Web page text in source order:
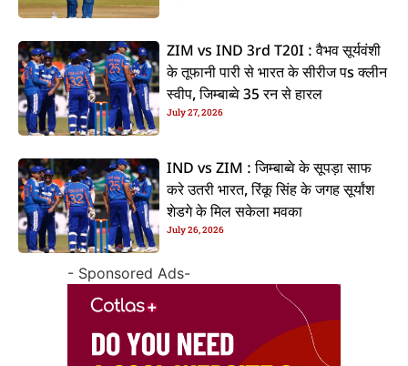
ZIM vs IND 3rd T20I : वैभव सूर्यवंशी
के तूफानी पारी से भारत के सीरीज पs क्लीन
स्वीप, जिम्बाब्वे 35 रन से हारल
July 27, 2026
IND vs ZIM : जिम्बाब्वे के सूपड़ा साफ
करे उतरी भारत, रिंकू सिंह के जगह सूर्यांश
शेडगे के मिल सकेला मवका
July 26, 2026
- Sponsored Ads-